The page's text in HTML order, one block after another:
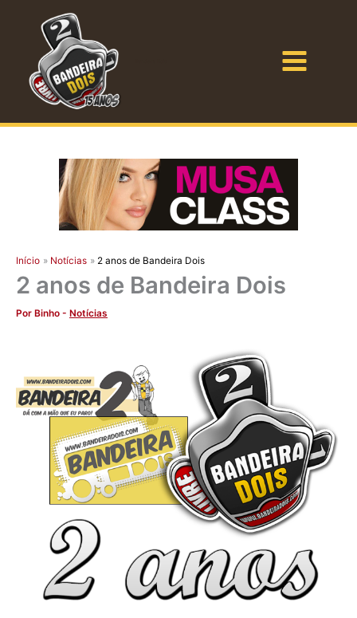
conteúdo
Início Notícias 2 anos de Bandeira Dois
2 anos de Bandeira Dois
Por Binho - Notícias